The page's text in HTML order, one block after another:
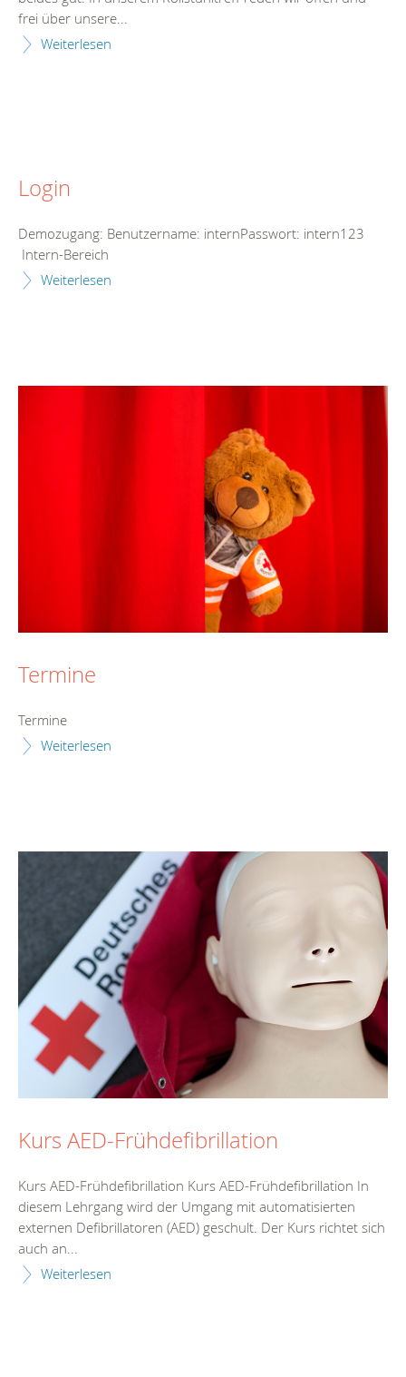
frei über unsere...
Weiterlesen
Login
Demozugang: Benutzername: internPasswort: intern123
Intern-Bereich
Weiterlesen
Termine
Termine
Weiterlesen
Kurs AED-Frühdefibrillation
Kurs AED-Frühdefibrillation Kurs AED-Frühdefibrillation In
diesem Lehrgang wird der Umgang mit automatisierten
externen Defibrillatoren (AED) geschult. Der Kurs richtet sich
auch an...
Weiterlesen